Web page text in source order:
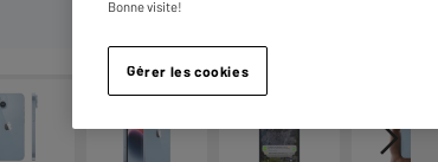
Bonne visite!
Gérer les cookies